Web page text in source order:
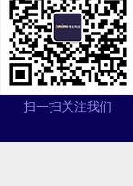
扫一扫关注我们